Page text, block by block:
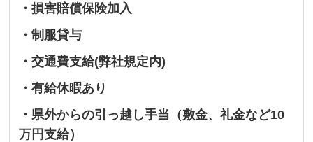
・損害賠償保険加入
・制服貸与
・交通費支給(弊社規定内)
・有給休暇あり
・県外からの引っ越し手当（敷金、礼金など10
万円支給）